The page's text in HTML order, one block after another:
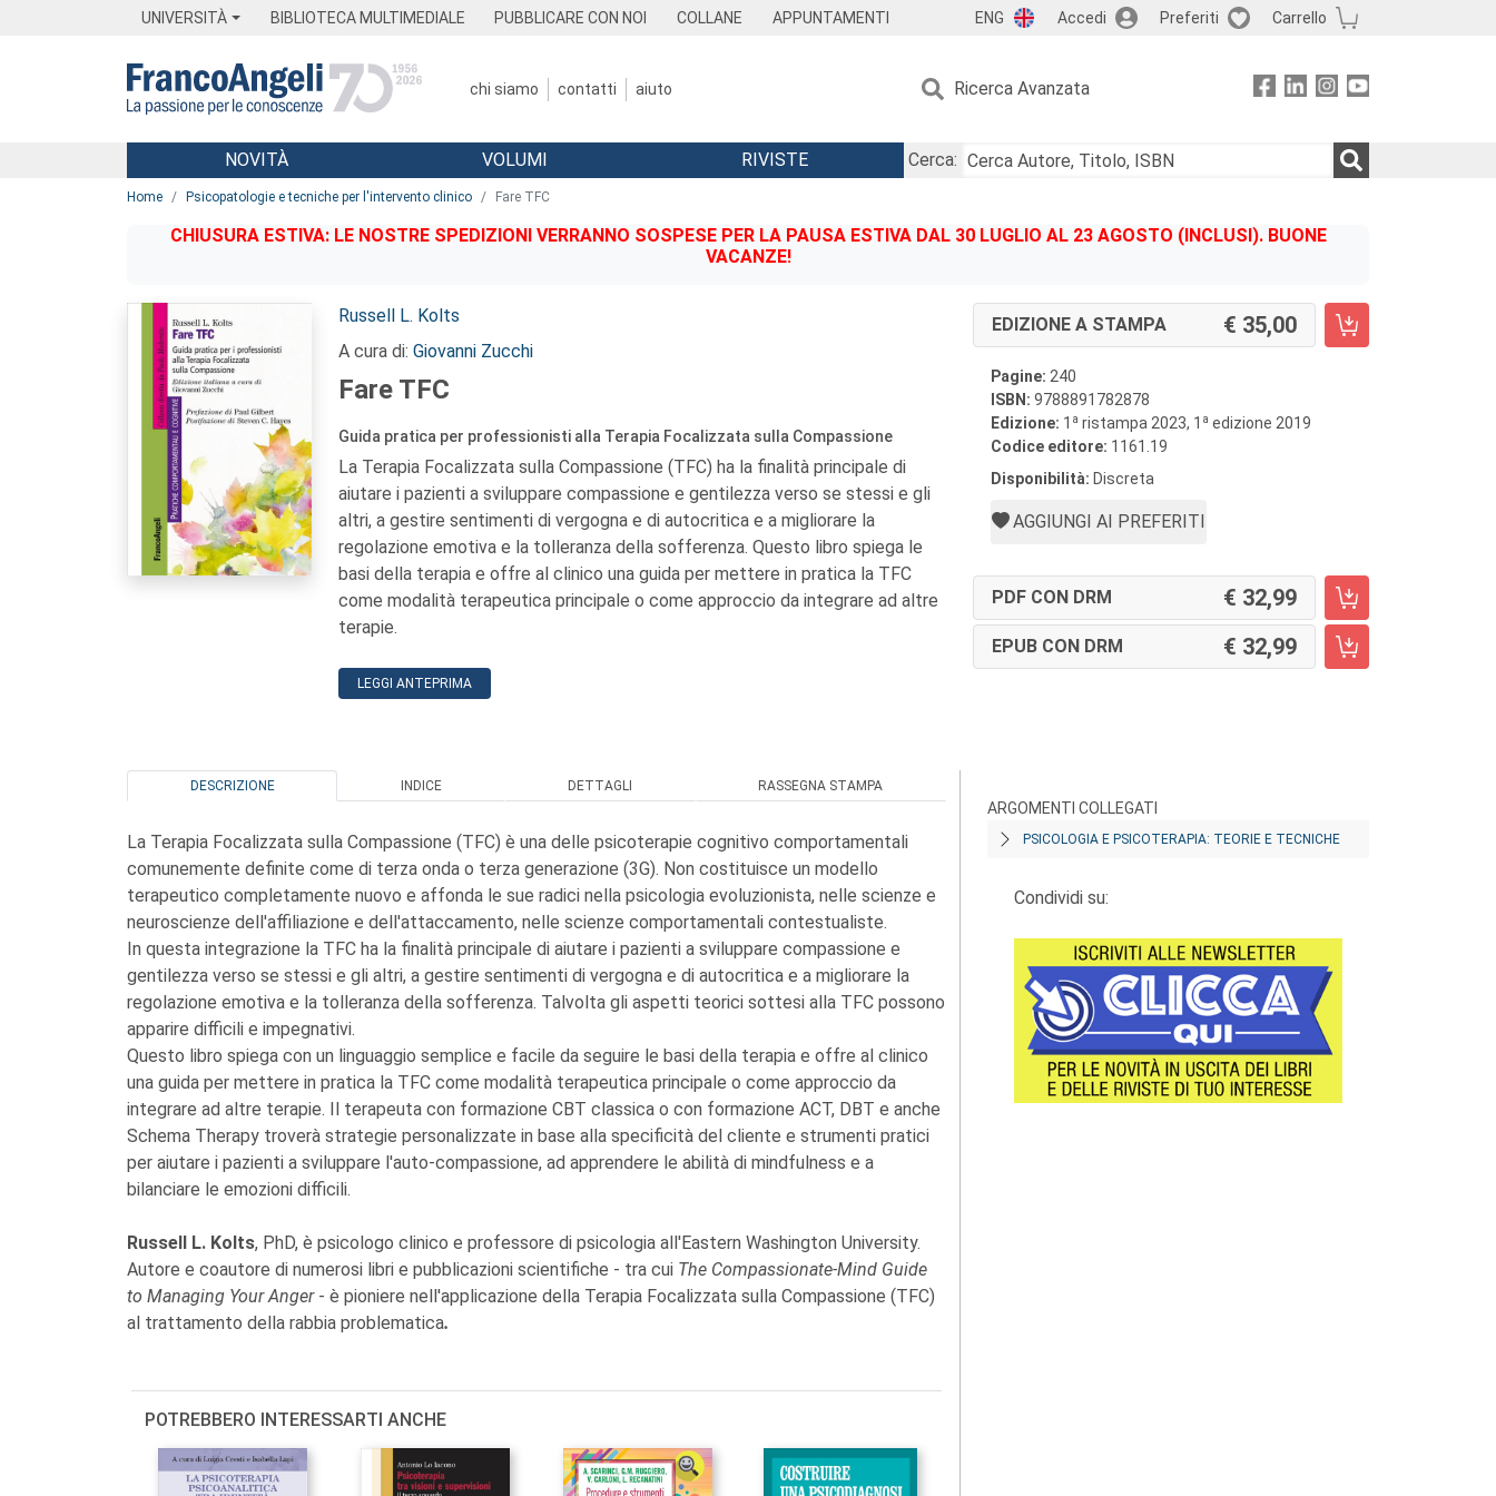
UNIVERSITÀ BIBLIOTECA MULTIMEDIALE PUBBLICARE CON NOI COLLANE APPUNTAMENTI ENG Accedi Preferiti Carrello
chi siamo contatti aiuto Ricerca Avanzata
Menu
NOVITÀ VOLUMI RIVISTE
Cerca:
Home Psicopatologie e tecniche per l'intervento clinico Fare TFC
CHIUSURA ESTIVA: LE NOSTRE SPEDIZIONI VERRANNO SOSPESE PER LA PAUSA ESTIVA DAL 30 LUGLIO AL 23 AGOSTO (INCLUSI). BUONE
VACANZE!
Autori:
Russell L. Kolts
A cura di: Giovanni Zucchi
Fare TFC
Guida pratica per professionisti alla Terapia Focalizzata sulla Compassione
La Terapia Focalizzata sulla Compassione (TFC) ha la finalità principale di
aiutare i pazienti a sviluppare compassione e gentilezza verso se stessi e gli
altri, a gestire sentimenti di vergogna e di autocritica e a migliorare la
regolazione emotiva e la tolleranza della sofferenza. Questo libro spiega le
basi della terapia e offre al clinico una guida per mettere in pratica la TFC
come modalità terapeutica principale o come approccio da integrare ad altre
terapie.
LEGGI ANTEPRIMA
EDIZIONE A STAMPA 35,00
Pagine: 240
ISBN: 9788891782878
Edizione: 1 a ristampa 2023, 1 a edizione 2019
Codice editore: 1161.19
Disponibilità: Discreta
AGGIUNGI AI PREFERITI
PDF CON DRM 32,99
EPUB CON DRM 32,99
DESCRIZIONE INDICE DETTAGLI RASSEGNA STAMPA
La Terapia Focalizzata sulla Compassione (TFC) è una delle psicoterapie cognitivo comportamentali
comunemente definite come di terza onda o terza generazione (3G). Non costituisce un modello
terapeutico completamente nuovo e affonda le sue radici nella psicologia evoluzionista, nelle scienze e
neuroscienze dell'affiliazione e dell'attaccamento, nelle scienze comportamentali contestualiste.
In questa integrazione la TFC ha la finalità principale di aiutare i pazienti a sviluppare compassione e
gentilezza verso se stessi e gli altri, a gestire sentimenti di vergogna e di autocritica e a migliorare la
regolazione emotiva e la tolleranza della sofferenza. Talvolta gli aspetti teorici sottesi alla TFC possono
apparire difficili e impegnativi.
Questo libro spiega con un linguaggio semplice e facile da seguire le basi della terapia e offre al clinico
una guida per mettere in pratica la TFC come modalità terapeutica principale o come approccio da
integrare ad altre terapie. Il terapeuta con formazione CBT classica o con formazione ACT, DBT e anche
Schema Therapy troverà strategie personalizzate in base alla specificità del cliente e strumenti pratici
per aiutare i pazienti a sviluppare l'auto-compassione, ad apprendere le abilità di mindfulness e a
bilanciare le emozioni difficili.
Russell L. Kolts, PhD, è psicologo clinico e professore di psicologia all'Eastern Washington University.
Autore e coautore di numerosi libri e pubblicazioni scientifiche - tra cui The Compassionate-Mind Guide
to Managing Your Anger - è pioniere nell'applicazione della Terapia Focalizzata sulla Compassione (TFC)
al trattamento della rabbia problematica.
POTREBBERO INTERESSARTI ANCHE
ARGOMENTI COLLEGATI
PSICOLOGIA E PSICOTERAPIA: TEORIE E TECNICHE
Condividi su: